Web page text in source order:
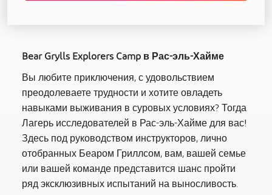
Bear Grylls Explorers Camp в Рас-эль-Хайме
Вы любите приключения, с удовольствием
преодолеваете трудности и хотите овладеть
навыками выживания в суровых условиях? Тогда
Лагерь исследователей в Рас-эль-Хайме для вас!
Здесь под руководством инструкторов, лично
отобранных Беаром Гриллсом, вам, вашей семье
или вашей команде представится шанс пройти
ряд эксклюзивных испытаний на выносливость.